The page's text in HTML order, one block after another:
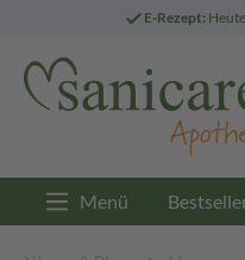
E-Rezept:
Menü